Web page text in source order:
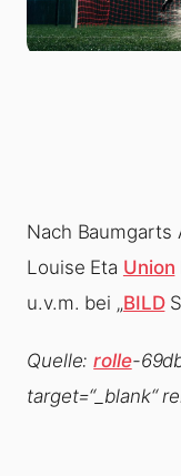
Nach Baumgarts
Louise Eta Union
u.v.m. bei „BILD
Quelle:rolle-
target=“_blank“